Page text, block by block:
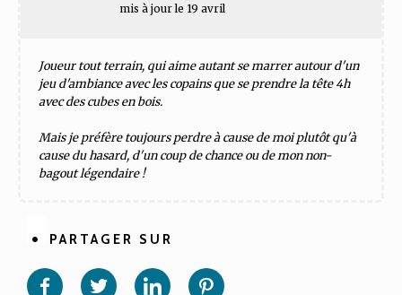
mis à jour le 19 avril
Joueur tout terrain, qui aime autant se marrer autour d'un
jeu d'ambiance avec les copains que se prendre la tête 4h
avec des cubes en bois.
Mais je préfère toujours perdre à cause de moi plutôt qu'à
cause du hasard, d'un coup de chance ou de mon non-
bagout légendaire !
PARTAGER SUR
Partager
sur
Partager
sur sur